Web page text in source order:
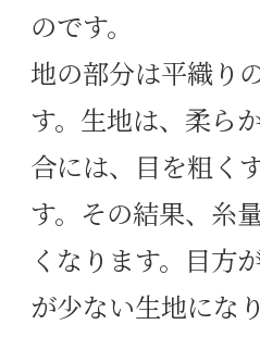
のです。
地の部分は平織り
す。生地は、柔ら
合には、目を粗く
す。その結果、糸
くなります。目方
が少ない生地にな